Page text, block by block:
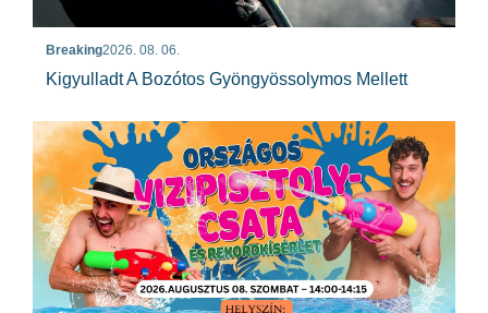
Breaking2026. 08. 06.
Kigyulladt A Bozótos Gyöngyössolymos Mellett